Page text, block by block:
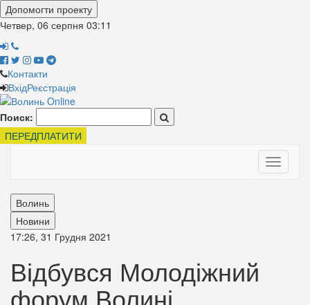
Допомогти проекту
Четвер, 06 серпня 03:11
Контакти
ВхідРеєстрація
Поиск:
ПЕРЕДПЛАТИТИ
Toggle
Волинь
Новини
17:26, 31 Грудня 2021
Відбувся Молодіжний
форум Волині